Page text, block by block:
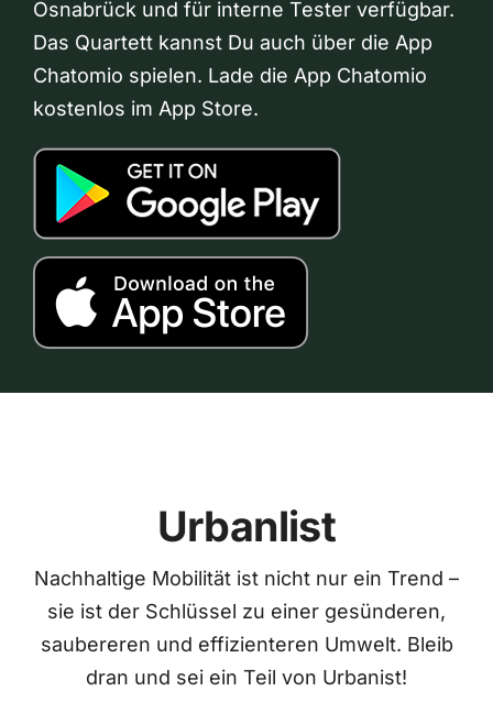
Osnabrück und für interne Tester verfügbar.
Das Quartett kannst Du auch über die App
Chatomio spielen. Lade die App Chatomio
kostenlos im App Store.
Urbanlist
Nachhaltige Mobilität ist nicht nur ein Trend –
sie ist der Schlüssel zu einer gesünderen,
saubereren und effizienteren Umwelt. Bleib
dran und sei ein Teil von Urbanist!